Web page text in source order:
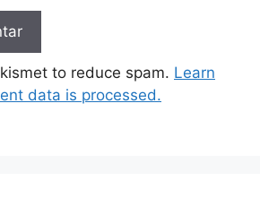
to reduce spam. Learn
data is processed.